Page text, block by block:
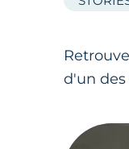
d'un des